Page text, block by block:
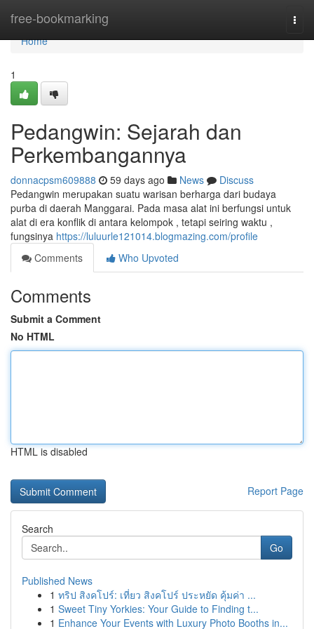
free-bookmarking
Home
Home
1
Pedangwin: Sejarah dan
Perkembangannya
donnacpsm609888 59 days ago News
Discuss
Pedangwin merupakan suatu warisan berharga dari budaya
purba di daerah Manggarai. Pada masa alat ini berfungsi untuk
alat di era konflik di antara kelompok , tetapi seiring waktu ,
fungsinya https://luluurle121014.blogmazing.com/profile
Comments
Who Upvoted
Comments
Submit a Comment
No HTML
HTML is disabled
Report Page
Search
Go
Published News
1 ทริป สิงคโปร์: เที่ยว สิงคโปร์ ประหยัด คุ้มค่า ...
1 Sweet Tiny Yorkies: Your Guide to Finding t...
1 Enhance Your Events with Luxury Photo Booths in...